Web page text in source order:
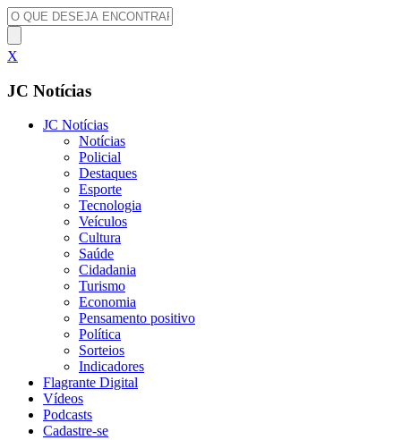
X
JC Notícias
JC Notícias
Notícias
Policial
Destaques
Esporte
Tecnologia
Veículos
Cultura
Saúde
Cidadania
Turismo
Economia
Pensamento positivo
Política
Sorteios
Indicadores
Flagrante Digital
Vídeos
Podcasts
Cadastre-se